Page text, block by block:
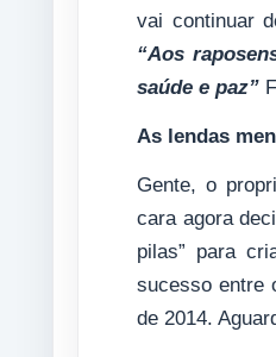
vai continuar
“Aos
saúde e paz”
As lendas
Gente, o
cara agora
pilas” para
sucesso entre
de 2014.